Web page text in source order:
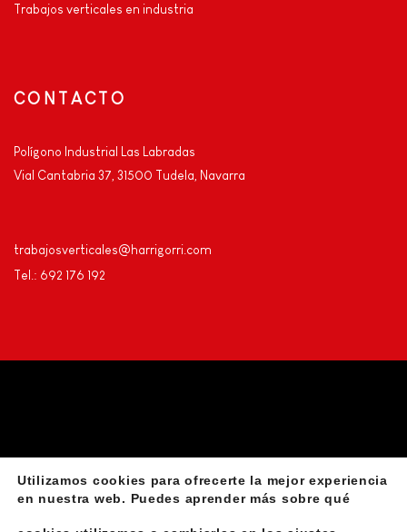
Trabajos verticales en industria
CONTACTO
Polígono Industrial Las Labradas
Vial Cantabria 37, 31500 Tudela, Navarra
trabajosverticales@harrigorri.com
Tel.: 692 176 192
Aviso Legal Declaración de accesibilidad
Utilizamos cookies para ofrecerte la mejor experiencia
en nuestra web. Puedes aprender más sobre qué